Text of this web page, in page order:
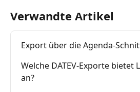
Verwandte Artikel
Export über die Agenda-
Welche DATEV-Exporte bietet
an?